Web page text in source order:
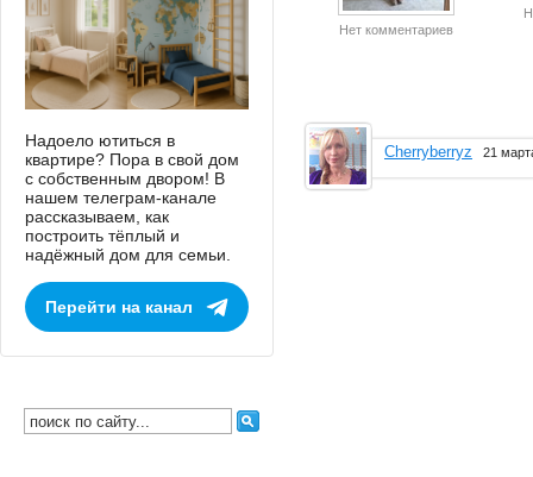
Нет комментариев
Cherryberryz 21
Надоело ютиться в
квартире? Пора в свой дом
с собственным двором! В
нашем телеграм-канале
рассказываем, как
построить тёплый и
надёжный дом для семьи.
Перейти на канал